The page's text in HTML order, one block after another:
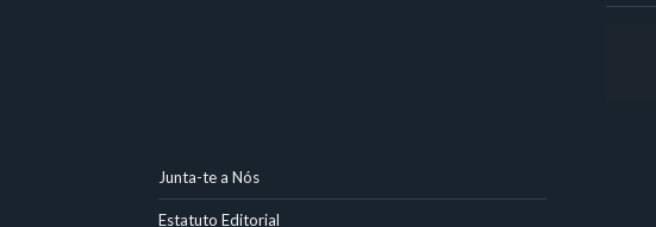
Junta-te a Nós
Estatuto Editorial